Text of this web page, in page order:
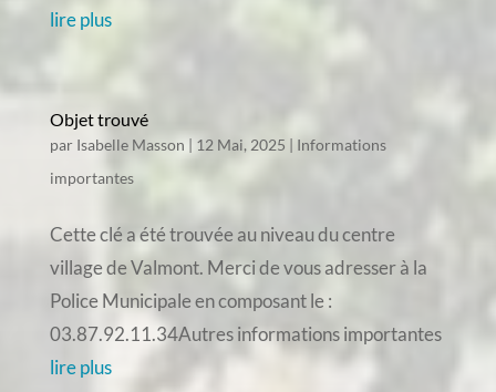
lire plus
Objet trouvé
par Isabelle Masson | 12 Mai, 2025 | Informations
importantes
Cette clé a été trouvée au niveau du centre
village de Valmont. Merci de vous adresser à la
Police Municipale en composant le :
03.87.92.11.34Autres informations importantes
lire plus